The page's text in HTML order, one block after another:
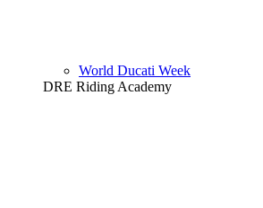
World Ducati Week
DRE Riding Academy